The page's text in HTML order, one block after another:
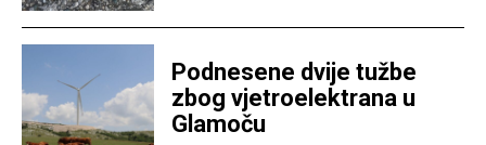
Podnesene dvije tužbe
zbog vjetroelektrana u
Glamoču